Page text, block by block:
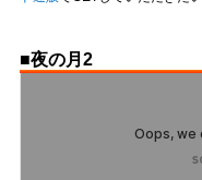
■夜の月2